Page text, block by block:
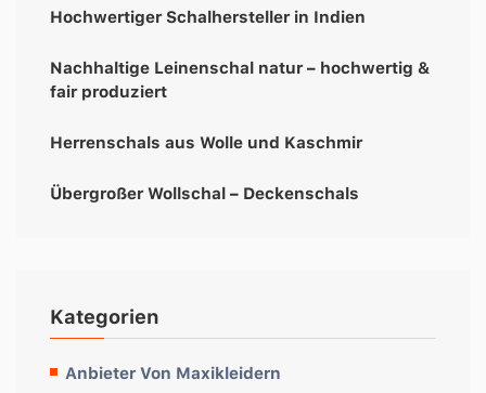
Hochwertiger Schalhersteller in Indien
Nachhaltige Leinenschal natur – hochwertig &
fair produziert
Herrenschals aus Wolle und Kaschmir
Übergroßer Wollschal – Deckenschals
Kategorien
Anbieter Von Maxikleidern